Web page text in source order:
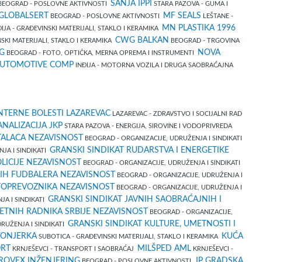
- POSLOVNE AKTIVNOSTI SANJA IPPI
STARA PAZOVA - GUMA I
BEOGRAD - POSLOVNE AKTIVNOSTI MF SEALS LEŠTANE -
- GRAĐEVINSKI MATERIJALI, STAKLO I KERAMIKA MN PLASTIKA 1996
MATERIJALI, STAKLO I KERAMIKA CWG BALKAN
BEOGRAD - TRGOVINA
BEOGRAD - FOTO, OPTIČKA, MERNA OPREMA I INSTRUMENTI
NOVA
COMPINĐIJA - MOTORNA VOZILA I DRUGA SAOBRAĆAJNA
BOLESTI LAZAREVAC LAZAREVAC - ZDRAVSTVO I SOCIJALNI RAD
JKP STARA PAZOVA - ENERGIJA, SIROVINE I VODOPRIVREDA
NEZAVISNOST BEOGRAD - ORGANIZACIJE, UDRUŽENJA I SINDIKATI
I SINDIKATI GRANSKI SINDIKAT RUDARSTVA I ENERGETIKE
NEZAVISNOST BEOGRAD - ORGANIZACIJE, UDRUŽENJA I SINDIKATI
FUDBALERA NEZAVISNOST
BEOGRAD - ORGANIZACIJE, UDRUŽENJA I
NEZAVISNOST
BEOGRAD - ORGANIZACIJE, UDRUŽENJA I
I SINDIKATI GRANSKI SINDIKAT JAVNIH SAOBRAĆAJNIH I
RADNIKA SRBIJE NEZAVISNOST
BEOGRAD - ORGANIZACIJE,
I SINDIKATI GRANSKI SINDIKAT KULTURE, UMETNOSTI I
SUBOTICA - GRAĐEVINSKI MATERIJALI, STAKLO I KERAMIKA
KUĆA
KRNJEŠEVCI - TRANSPORT I SAOBRAĆAJ MILŠPED AML KRNJEŠEVCI -